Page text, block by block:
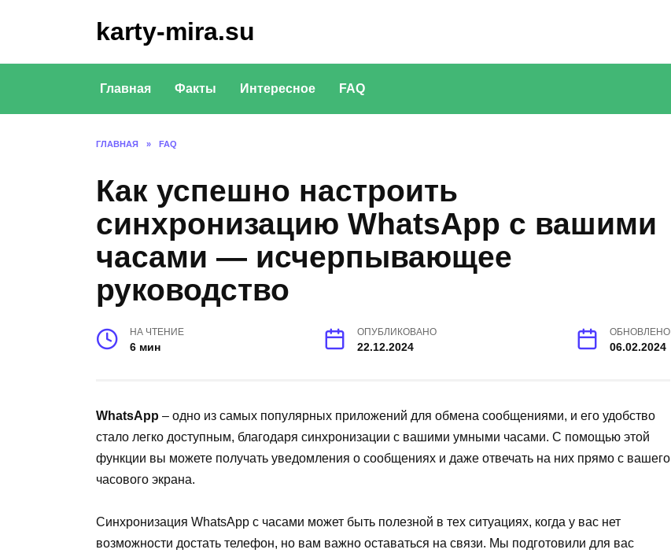
karty-mira.su
Главная Факты Интересное FAQ
ГЛАВНАЯ » FAQ
Как успешно настроить
синхронизацию WhatsApp с вашими
часами — исчерпывающее
руководство
НА ЧТЕНИЕ
6 мин
ОПУБЛИКОВАНО
22.12.2024
ОБНОВЛЕНО
06.02.2024
WhatsApp – одно из самых популярных приложений для обмена сообщениями, и его удобство
стало легко доступным, благодаря синхронизации с вашими умными часами. С помощью этой
функции вы можете получать уведомления о сообщениях и даже отвечать на них прямо с вашего
часового экрана.
Синхронизация WhatsApp с часами может быть полезной в тех ситуациях, когда у вас нет
возможности достать телефон, но вам важно оставаться на связи. Мы подготовили для вас